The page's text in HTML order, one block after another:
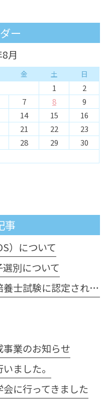
ー
月
金 土 日
1
2
7 8
9
14 15
16
21 22
23
28 29
30
事
）について
別について
培養部長 糸井が管理胚培養士試験に認定されました
業のお知らせ
ました。
に行ってきました